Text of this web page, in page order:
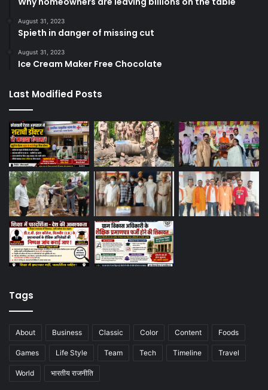
August 31, 2023
Spieth in danger of missing cut
August 31, 2023
Ice Cream Maker Free Chocolate
Last Modified Posts
Tags
About Business Classic Color Content Foods
Games Life Style Team Tech Timeline Travel
World भारतीय राजनीति